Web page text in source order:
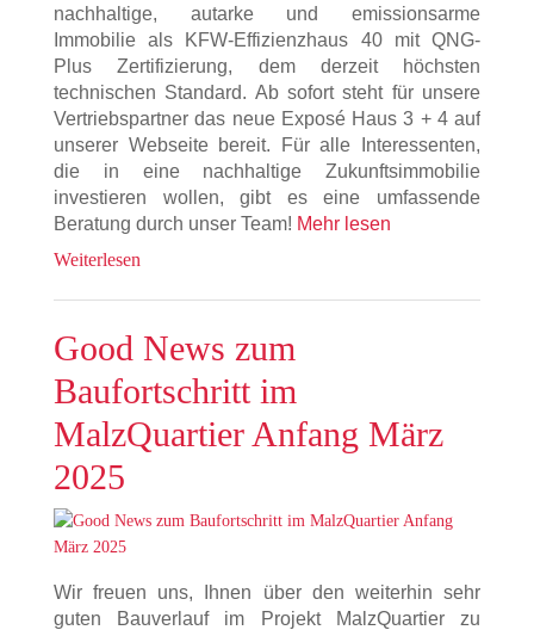
nachhaltige, autarke und emissionsarme
Immobilie als KFW-Effizienzhaus 40 mit QNG-
Plus Zertifizierung, dem derzeit höchsten
technischen Standard. Ab sofort steht für unsere
Vertriebspartner das neue Exposé Haus 3 + 4 auf
unserer Webseite bereit. Für alle Interessenten,
die in eine nachhaltige Zukunftsimmobilie
investieren wollen, gibt es eine umfassende
Beratung durch unser Team! Mehr lesen
Weiterlesen
Good News zum
Baufortschritt im
MalzQuartier Anfang März
2025
Wir freuen uns, Ihnen über den weiterhin sehr
guten Bauverlauf im Projekt MalzQuartier zu